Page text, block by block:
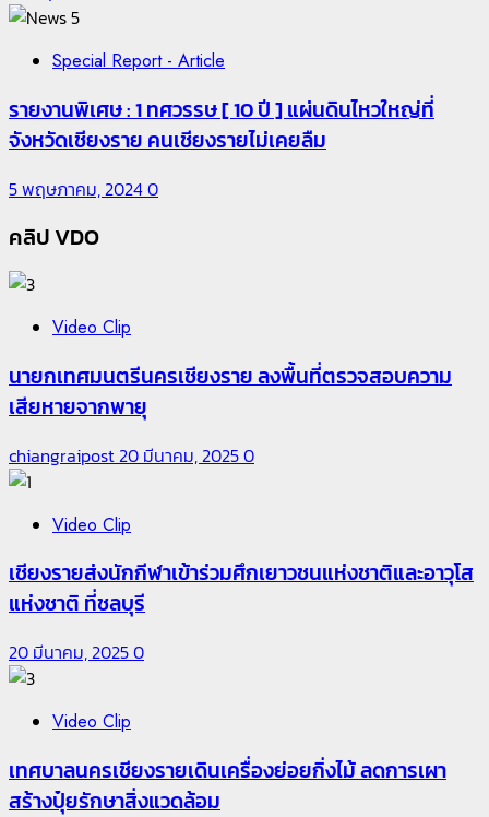
Special Report - Article
รายงานพิเศษ : 1 ทศวรรษ [ 10 ปี ] แผ่นดินไหวใหญ่ที่
จังหวัดเชียงราย คนเชียงรายไม่เคยลืม
5 พฤษภาคม, 20240
คลิป VDO
Video Clip
นายกเทศมนตรีนครเชียงราย ลงพื้นที่ตรวจสอบความ
เสียหายจากพายุ
chiangraipost20 มีนาคม, 20250
Video Clip
เชียงรายส่งนักกีฬาเข้าร่วมศึกเยาวชนแห่งชาติและอาวุโส
แห่งชาติ ที่ชลบุรี
20 มีนาคม, 20250
Video Clip
เทศบาลนครเชียงรายเดินเครื่องย่อยกิ่งไม้ ลดการเผา
สร้างปุ๋ยรักษาสิ่งแวดล้อม